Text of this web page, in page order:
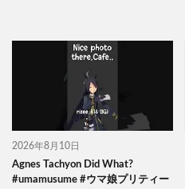
2026年8月10日
Agnes Tachyon Did What?
#umamusume #ウマ娘プリティー